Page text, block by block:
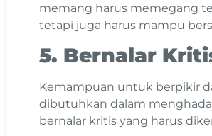
memang harus memegang
tetapi juga harus mampu
5. Bernalar
Kemampuan untuk berpikir
dibutuhkan dalam
bernalar kritis yang harus